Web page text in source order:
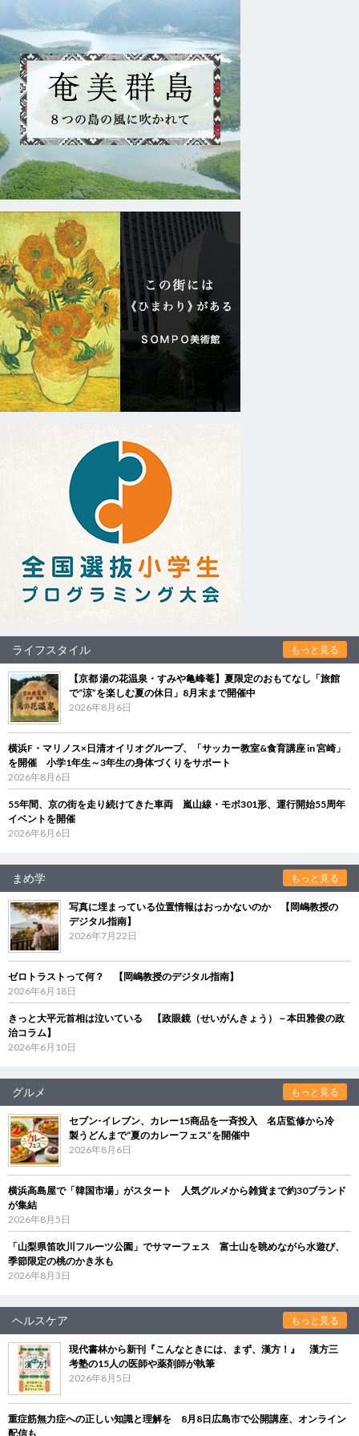
ライフスタイル もっと見る
【京都 湯の花温泉・すみや亀峰菴】夏限定のおもてなし「旅館
で“涼”を楽しむ夏の休日」8月末まで開催中
2026年8月6日
横浜F・マリノス×日清オイリオグループ、「サッカー教室&食育講座 in 宮崎」
を開催 小学1年生～3年生の身体づくりをサポート
2026年8月6日
55年間、京の街を走り続けてきた車両 嵐山線・モボ301形、運行開始55周年
イベントを開催
2026年8月6日
まめ学 もっと見る
写真に埋まっている位置情報はおっかないのか 【岡嶋教授の
デジタル指南】
2026年7月22日
ゼロトラストって何？ 【岡嶋教授のデジタル指南】
2026年6月18日
きっと大平元首相は泣いている 【政眼鏡（せいがんきょう）－本田雅俊の政
治コラム】
2026年6月10日
グルメ もっと見る
セブン‐イレブン、カレー15商品を一斉投入 名店監修から冷
製うどんまで“夏のカレーフェス”を開催中
2026年8月6日
横浜高島屋で「韓国市場」がスタート 人気グルメから雑貨まで約30ブランド
が集結
2026年8月5日
「山梨県笛吹川フルーツ公園」でサマーフェス 富士山を眺めながら水遊び、
季節限定の桃のかき氷も
2026年8月3日
ヘルスケア もっと見る
現代書林から新刊『こんなときには、まず、漢方！』 漢方三
考塾の15人の医師や薬剤師が執筆
2026年8月5日
重症筋無力症への正しい知識と理解を 8月8日広島市で公開講座、オンライン
配信も